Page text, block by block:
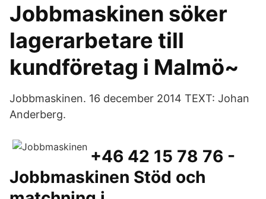
Jobbmaskinen söker
lagerarbetare till
kundföretag i Malmö~
Jobbmaskinen. 16 december 2014 TEXT: Johan
Anderberg.
+46 42 15 78 76 -
Jobbmaskinen Stöd och